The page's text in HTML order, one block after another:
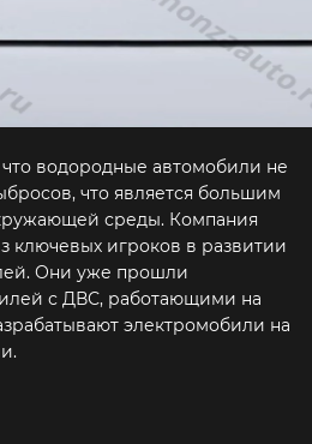
водородные автомобили не
что является большим
среды. Компания
ключевых игроков в развитии
Они уже прошли
с ДВС, работающими на
электромобили на